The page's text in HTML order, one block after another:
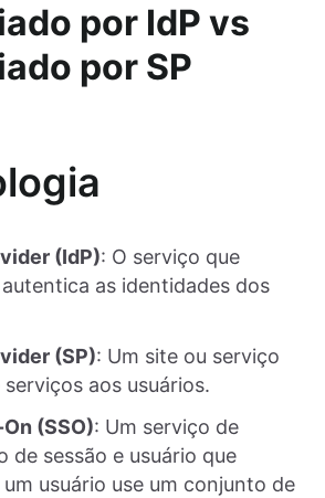
por IdP vs
por SP
(IdP): O serviço que
as identidades dos
(SP): Um site ou serviço
aos usuários.
(SSO): Um serviço de
de sessão e usuário que
usuário use um conjunto de